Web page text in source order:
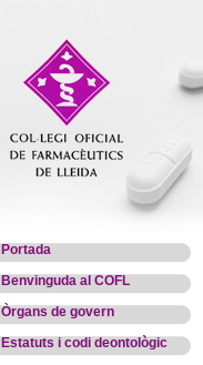
Portada
Benvinguda al COFL
Òrgans de govern
Estatuts i codi deontològic